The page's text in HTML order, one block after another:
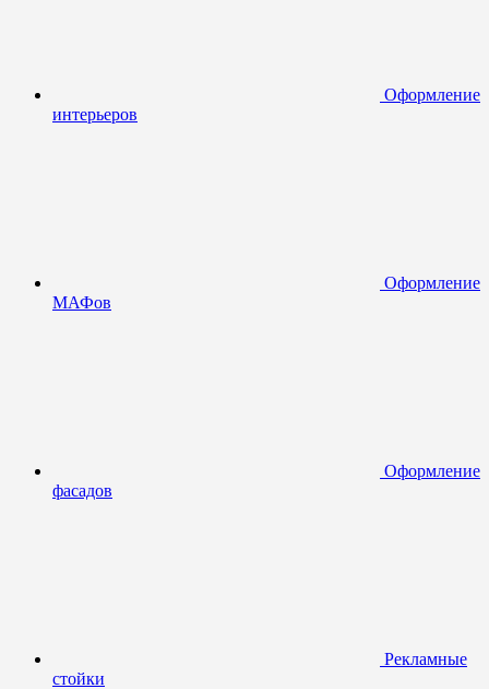
Оформление
интерьеров
Оформление
МАФов
Оформление
фасадов
Рекламные
стойки